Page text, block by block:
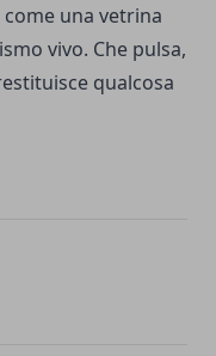
una vetrina
vivo. Che pulsa,
qualcosa